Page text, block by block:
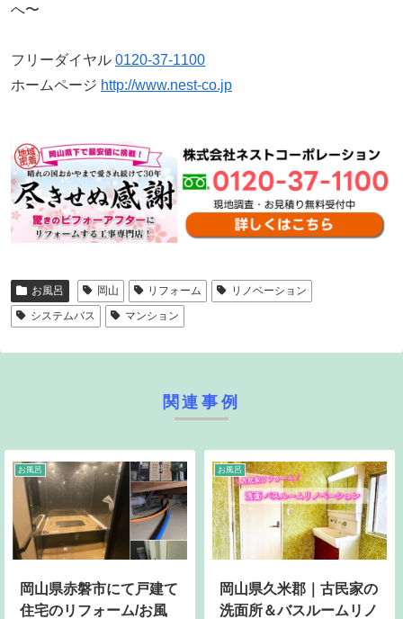
へ〜
フリーダイヤル 0120-37-1100
ホームページ http://www.nest-co.jp
お風呂 岡山 リフォーム
リノベーション
システムバス
マンション
関連事例
お風呂
岡山県赤磐市にて戸建て
住宅のリフォーム/お風
お風呂
岡山県久米郡｜古民家の
洗面所＆バスルームリノ